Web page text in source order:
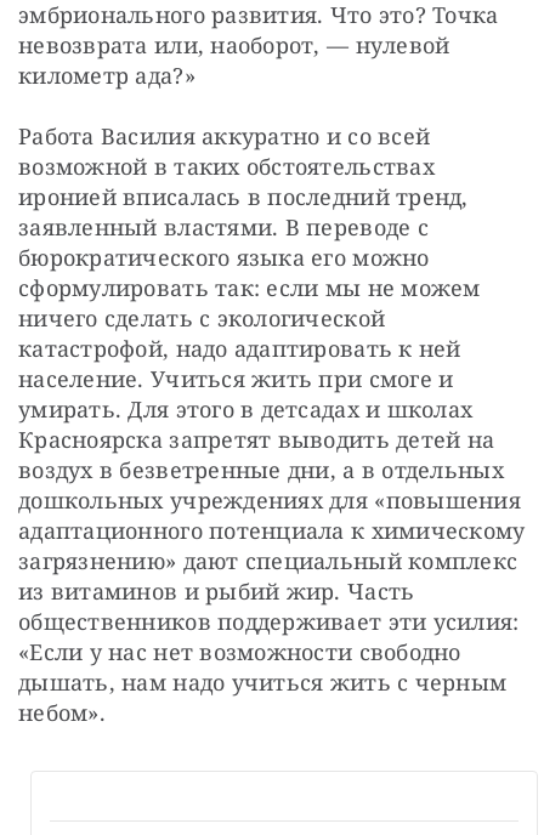
эмбрионального развития. Что это? Точка
невозврата или, наоборот, — нулевой
километр ада?»
Работа Василия аккуратно и со всей
возможной в таких обстоятельствах
иронией вписалась в последний тренд,
заявленный властями. В переводе с
бюрократического языка его можно
сформулировать так: если мы не можем
ничего сделать с экологической
катастрофой, надо адаптировать к ней
население. Учиться жить при смоге и
умирать. Для этого в детсадах и школах
Красноярска запретят выводить детей на
воздух в безветренные дни, а в отдельных
дошкольных учреждениях для «повышения
адаптационного потенциала к химическому
загрязнению» дают специальный комплекс
из витаминов и рыбий жир. Часть
общественников поддерживает эти усилия:
«Если у нас нет возможности свободно
дышать, нам надо учиться жить с черным
небом».